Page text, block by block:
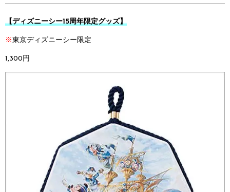
【ディズニーシー15周年限定グッズ】
※ 東京ディズニーシー限定
1,300円